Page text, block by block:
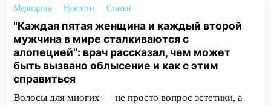
14:40
На проспекте Гая в Ульяновске
запретили остановку автомобилей на
50-метровом участке
14:22 В Новом городе 8 августа пройдет
большой фестиваль «Наше время» с
мотофристайлом и концертом
«Мураками»
Медицина Новости Статьи
"Каждая пятая женщина и каждый второй
мужчина в мире сталкиваются с
алопецией": врач рассказал, чем может
быть вызвано облысение и как с этим
справиться
Волосы для многих — не просто вопрос эстетики, а